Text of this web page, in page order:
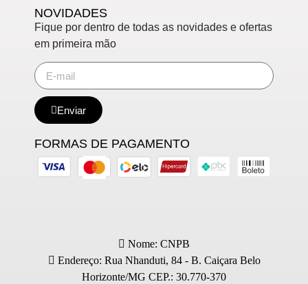
NOVIDADES
Fique por dentro de todas as novidades e ofertas
em primeira mão
Enviar
FORMAS DE PAGAMENTO
Nome: CNPB
Endereço: Rua Nhanduti, 84 - B. Caiçara Belo
Horizonte/MG CEP.: 30.770-370